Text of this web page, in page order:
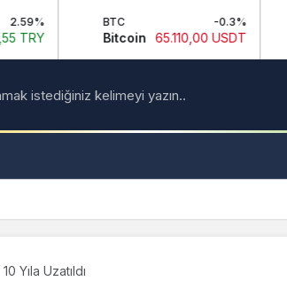
BTC
Bitcoin 65.110,00 USDT
ETH
Ethereum
istediğiniz kelimeyi yazın..
Yıla Uzatıldı